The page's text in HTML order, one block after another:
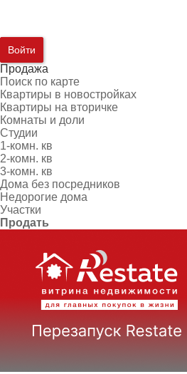
Войти
Продажа
Поиск по карте
Квартиры в новостройках
Квартиры на вторичке
Комнаты и доли
Студии
1-комн. кв
2-комн. кв
3-комн. кв
Дома без посредников
Недорогие дома
Участки
Продать